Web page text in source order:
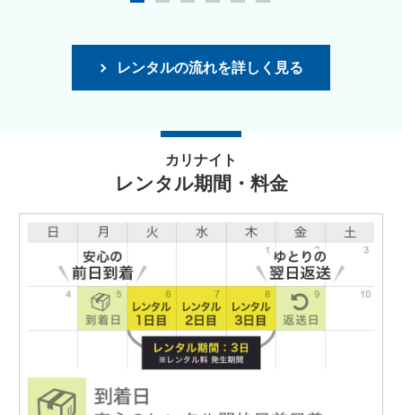
レンタルの流れを詳しく見る
カリナイト
レンタル期間・料金